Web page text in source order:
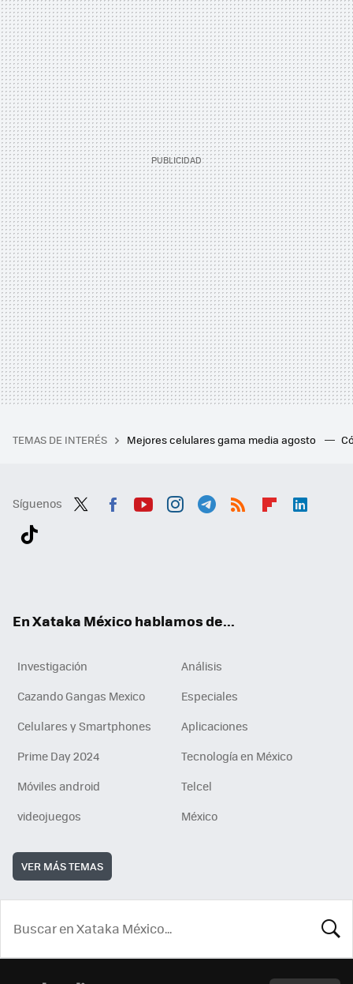
TEMAS DE INTERÉS Mejores celulares gama media agosto
Síguenos
En Xataka México hablamos de...
Investigación
Análisis
Cazando Gangas Mexico
Especiales
Celulares y Smartphones
Aplicaciones
Prime Day 2024
Tecnología en México
Móviles android
Telcel
videojuegos
México
VER MÁS TEMAS